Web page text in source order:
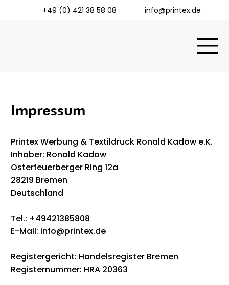
+49 (0) 421 38 58 08 info@printex.de
Impressum
Printex Werbung & Textildruck Ronald Kadow e.K.
Inhaber: Ronald Kadow
Osterfeuerberger Ring 12a
28219 Bremen
Deutschland
Tel.: +49421385808
E-Mail: info@printex.de
Registergericht: Handelsregister Bremen
Registernummer: HRA 20363